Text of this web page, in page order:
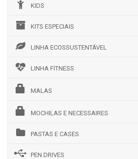
KIDS
KITS ESPECIAIS
LINHA ECOSSUSTENTÁVEL
LINHA FITNESS
MALAS
MOCHILAS E NECESSAIRES
PASTAS E CASES
PEN DRIVES